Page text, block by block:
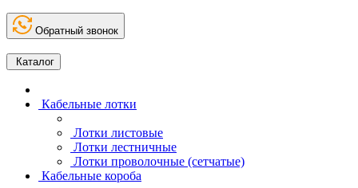
Обратный звонок
Каталог
Кабельные лотки
Лотки листовые
Лотки лестничные
Лотки проволочные (сетчатые)
Кабельные короба